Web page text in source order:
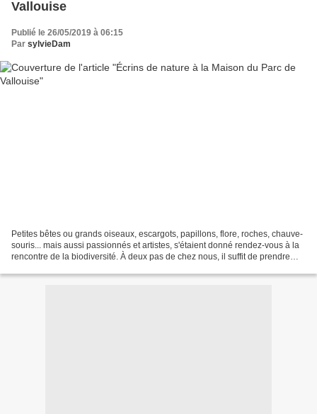
Vallouise
Publié le 26/05/2019 à 06:15
Par sylvieDam
Petites bêtes ou grands oiseaux, escargots, papillons, flore, roches, chauve-
souris... mais aussi passionnés et artistes, s'étaient donné rendez-vous à la
rencontre de la biodiversité. À deux pas de chez nous, il suffit de prendre